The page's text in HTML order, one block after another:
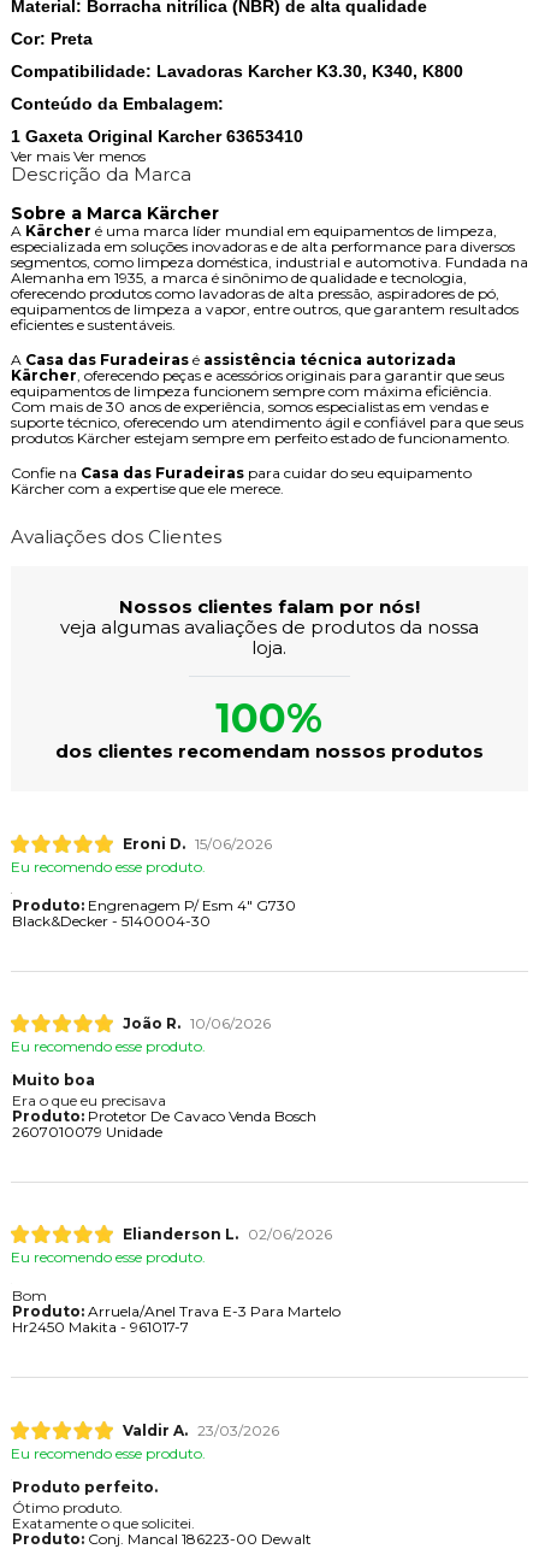
Material: Borracha nitrílica (NBR) de alta qualidade
Cor: Preta
Compatibilidade: Lavadoras Karcher K3.30, K340, K800
Conteúdo da Embalagem:
1 Gaxeta Original Karcher 63653410
Ver mais Ver menos
Descrição da Marca
Sobre a Marca Kärcher
A Kärcher é uma marca líder mundial em equipamentos de limpeza,
especializada em soluções inovadoras e de alta performance para diversos
segmentos, como limpeza doméstica, industrial e automotiva. Fundada na
Alemanha em 1935, a marca é sinônimo de qualidade e tecnologia,
oferecendo produtos como lavadoras de alta pressão, aspiradores de pó,
equipamentos de limpeza a vapor, entre outros, que garantem resultados
eficientes e sustentáveis.
A Casa das Furadeirasé assistência técnica autorizada
Kärcher, oferecendo peças e acessórios originais para garantir que seus
equipamentos de limpeza funcionem sempre com máxima eficiência.
Com mais de 30 anos de experiência, somos especialistas em vendas e
suporte técnico, oferecendo um atendimento ágil e confiável para que seus
produtos Kärcher estejam sempre em perfeito estado de funcionamento.
Confie na Casa das Furadeiraspara cuidar do seu equipamento
Kärcher com a expertise que ele merece.
Avaliações dos Clientes
Nossos clientes falam por nós!
veja algumas avaliações de produtos da nossa
loja.
100%
dos clientes recomendam nossos produtos
Eroni D. 15/06/2026
Eu recomendo esse produto.
Produto:Engrenagem P/ Esm 4" G730
Black&Decker - 5140004-30
João R. 10/06/2026
Eu recomendo esse produto.
Muito boa
Era o que eu precisava
Produto:Protetor De Cavaco Venda Bosch
2607010079 Unidade
Elianderson L.
02/06/2026
Eu recomendo esse produto.
Bom
Produto:Arruela/Anel Trava E-3 Para Martelo
Hr2450 Makita - 961017-7
Valdir A. 23/03/2026
Eu recomendo esse produto.
Produto perfeito.
Ótimo produto.
Exatamente o que solicitei.
Produto:Conj. Mancal 186223-00 Dewalt